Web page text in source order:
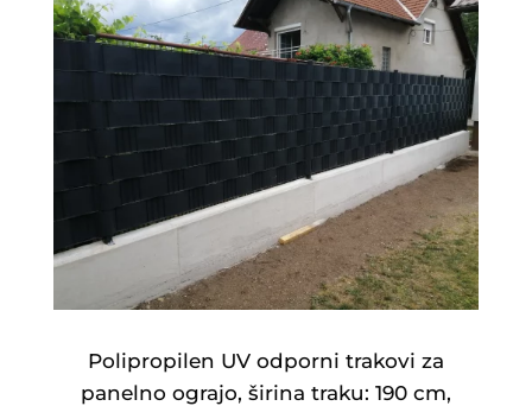
Polipropilen UV odporni trakovi za
panelno ograjo, širina traku: 190 cm,